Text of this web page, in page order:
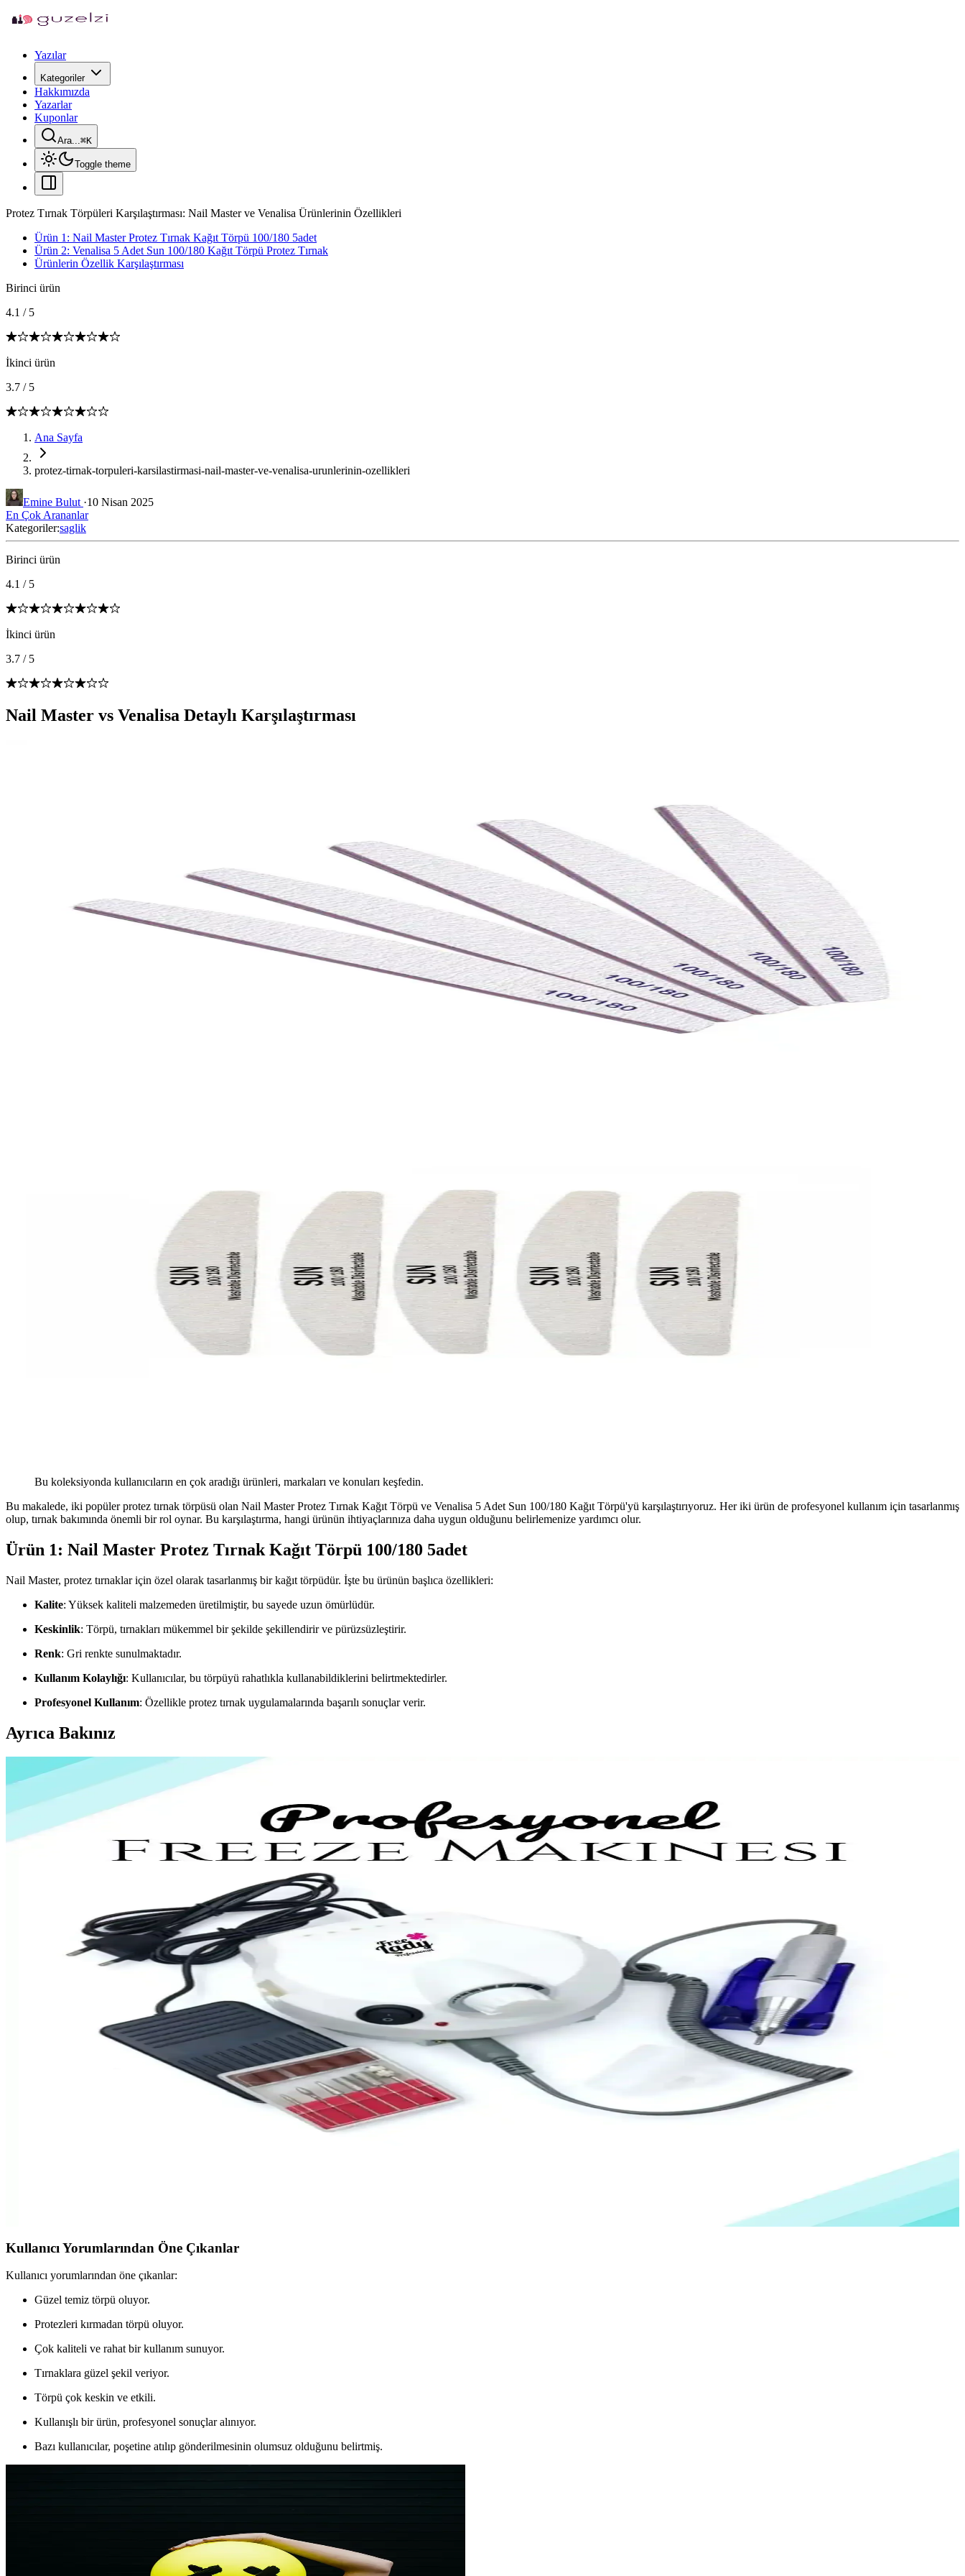
Yazılar
Kategoriler
Hakkımızda
Yazarlar
Kuponlar
Ara...⌘K
Toggle theme
Protez Tırnak Törpüleri Karşılaştırması: Nail Master ve Venalisa Ürünlerinin Özellikleri
Ürün 1: Nail Master Protez Tırnak Kağıt Törpü 100/180 5adet
Ürün 2: Venalisa 5 Adet Sun 100/180 Kağıt Törpü Protez Tırnak
Ürünlerin Özellik Karşılaştırması
Birinci ürün
4.1 / 5
İkinci ürün
3.7 / 5
Ana Sayfa
protez-tirnak-torpuleri-karsilastirmasi-nail-master-ve-venalisa-urunlerinin-ozellikleri
Emine Bulut ·10 Nisan 2025
En Çok Arananlar
Kategoriler:saglik
Birinci ürün
4.1 / 5
İkinci ürün
3.7 / 5
Nail Master vs Venalisa Detaylı Karşılaştırması
Bu koleksiyonda kullanıcıların en çok aradığı ürünleri, markaları ve konuları keşfedin.
Bu makalede, iki popüler protez tırnak törpüsü olan Nail Master Protez Tırnak Kağıt Törpü ve Venalisa 5 Adet Sun 100/180 Kağıt Törpü'yü karşılaştırıyoruz. Her iki ürün de profesyonel kullanım için tasarlanmış
olup, tırnak bakımında önemli bir rol oynar. Bu karşılaştırma, hangi ürünün ihtiyaçlarınıza daha uygun olduğunu belirlemenize yardımcı olur.
Ürün 1: Nail Master Protez Tırnak Kağıt Törpü 100/180 5adet
Nail Master, protez tırnaklar için özel olarak tasarlanmış bir kağıt törpüdür. İşte bu ürünün başlıca özellikleri:
Kalite: Yüksek kaliteli malzemeden üretilmiştir, bu sayede uzun ömürlüdür.
Keskinlik: Törpü, tırnakları mükemmel bir şekilde şekillendirir ve pürüzsüzleştirir.
Renk: Gri renkte sunulmaktadır.
Kullanım Kolaylığı: Kullanıcılar, bu törpüyü rahatlıkla kullanabildiklerini belirtmektedirler.
Profesyonel Kullanım: Özellikle protez tırnak uygulamalarında başarılı sonuçlar verir.
Ayrıca Bakınız
Protez Tırnak Bakımında Kağıt Törpüsü ve 100/180 Grit Yapısının Önemi
Protez tırnak bakımında kağıt törpülerin ve 100/180 grit yapısının önemi, doğru kullanım ve bakım ipuçlarıyla tırnaklarınız sağlıklı ve güzel kalır.
Freelady protez tırnak seti ile kişisel bakım ve estetik trendleri
Freelady protez tırnak seti, estetik ve dayanıklı tırnak uygulamaları için ideal, kolay kullanımlı ve çeşitli malzemeleriyle kişisel bakımda öne çıkan bir kozmetik ürünüdür.
Protez Tırnak Frezeleri: Güç ve Güvenilirlik ile Profesyonel Kozmetik Uygulamaları
Protez tırnak frezeleri, yüksek güç ve dayanıklılık sağlayarak profesyonel kozmetik uygulamalarında üstün performans sunar. Doğru seçim, estetik ve güvenlik açısından kritik öneme sahiptir.
Protez Tırnak ve Qbee Professional Ürünleri: Güncel Trendler ve Uygulama İpuçları
Protez tırnaklar estetik ve bakımda önemli yer tutar. Qbee Professional ürünleriyle ilgili temel bilgiler ve uygulama ipuçları burada.
Başlangıç ve Uzman Tırnak Süsleme Setleri Seçimi ve Kullanım Rehberi
Tırnak süsleme setleri, kişisel bakım ve profesyonel uygulamalar için çeşitli seçenekler sunar. Başlangıç ve uzman seviyesine uygun ürünleri ve kullanım ipuçlarını keşfedin.
MOMO Profesyonel Protez Tırnak Kağıt Törpü İncelemesi ve Kullanım Özellikleri
MOMO protez tırnak törpüsü, hijyenik, dayanıklı ve kullanımı kolay tasarımıyla tırnak şekillendirmede profesyonel ve kişisel kullanım için ideal bir araçtır.
Elea 500 Lü Tips Protez Tırnak Kemik Profesyonel Kullanım İçin Dayanıklı ve Estetik Ürün
FREELADY Protez Tırnak Elektrikli Freze Törpü Makinesi, Türkiye yapımı siyah gövdeyle profesyonel salonlar için tasarlanmıştır. 35W, 220V ve 35.000 RPM ile hızlı törpüleme sağlar; çift yönlü çalışma ve
Kullanıcı Yorumlarından Öne Çıkanlar
Kullanıcı yorumlarından öne çıkanlar:
Güzel temiz törpü oluyor.
Protezleri kırmadan törpü oluyor.
Çok kaliteli ve rahat bir kullanım sunuyor.
Tırnaklara güzel şekil veriyor.
Törpü çok keskin ve etkili.
Kullanışlı bir ürün, profesyonel sonuçlar alınıyor.
Bazı kullanıcılar, poşetine atılıp gönderilmesinin olumsuz olduğunu belirtmiş.